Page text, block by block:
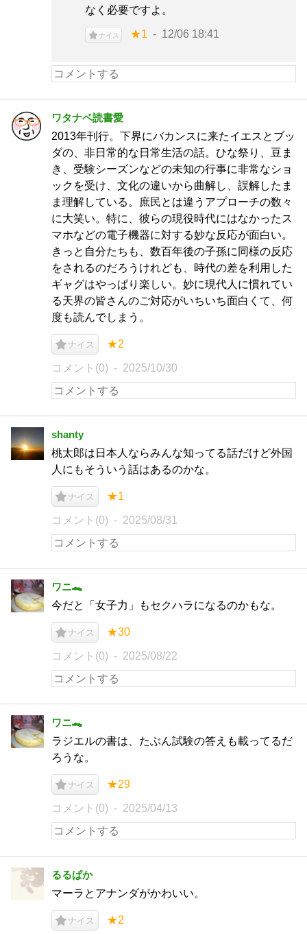
なく必要ですよ。
ナイス ★1 12/06 18:41
ワタナベ読書愛
2013年刊行。下界にバカンスに来たイエスとブッ
ダの、非日常的な日常生活の話。ひな祭り、豆ま
き、受験シーズンなどの未知の行事に非常なショ
ックを受け、文化の違いから曲解し、誤解したま
ま理解している。庶民とは違うアプローチの数々
に大笑い。特に、彼らの現役時代にはなかったス
マホなどの電子機器に対する妙な反応が面白い。
きっと自分たちも、数百年後の子孫に同様の反応
をされるのだろうけれども、時代の差を利用した
ギャグはやっぱり楽しい。妙に現代人に慣れてい
る天界の皆さんのご対応がいちいち面白くて、何
度も読んでしまう。
ナイス ★2
コメント(0) 2025/10/30
shanty
桃太郎は日本人ならみんな知ってる話だけど外国
人にもそういう話はあるのかな。
ナイス ★1
コメント(0) 2025/08/31
ワニ🐊
今だと「女子力」もセクハラになるのかもな。
ナイス ★30
コメント(0) 2025/08/22
ワニ🐊
ラジエルの書は、たぶん試験の答えも載ってるだ
ろうな。
ナイス ★29
コメント(0) 2025/04/13
るるぱか
マーラとアナンダがかわいい。
ナイス ★2